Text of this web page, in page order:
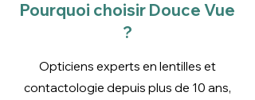
jusqu’à 4
cornéen
-1.50D direct,
-0.50D
-2.50
de vos lentilles.
Pourquoi choisir Douce Vue
?
Opticiens experts en lentilles et
contactologie depuis plus de 10 ans,